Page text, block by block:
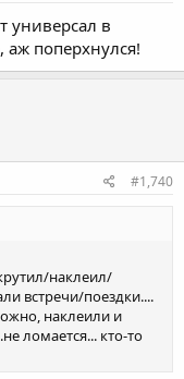
универсал в
аж поперхнулся!
#1,740
наклеил/
встречи/поездки....
наклеили и
ломается... кто-то